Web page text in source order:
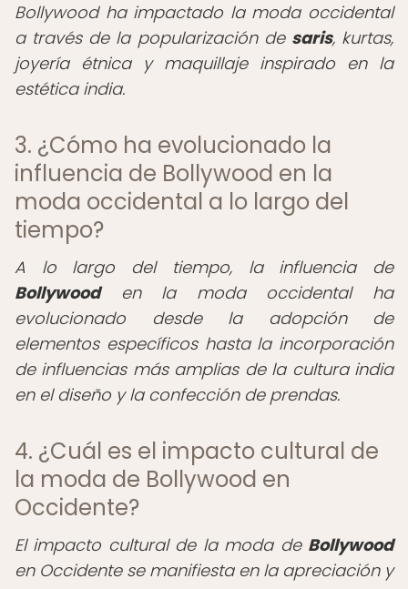
Bollywood ha impactado la moda occidental
a través de la popularización de saris, kurtas,
joyería étnica y maquillaje inspirado en la
estética india.
3. ¿Cómo ha evolucionado la
influencia de Bollywood en la
moda occidental a lo largo del
tiempo?
A lo largo del tiempo, la influencia de
Bollywooden la moda occidental ha
evolucionado desde la adopción de
elementos específicos hasta la incorporación
de influencias más amplias de la cultura india
en el diseño y la confección de prendas.
4. ¿Cuál es el impacto cultural de
la moda de Bollywood en
Occidente?
El impacto cultural de la moda de Bollywood
en Occidente se manifiesta en la apreciación y